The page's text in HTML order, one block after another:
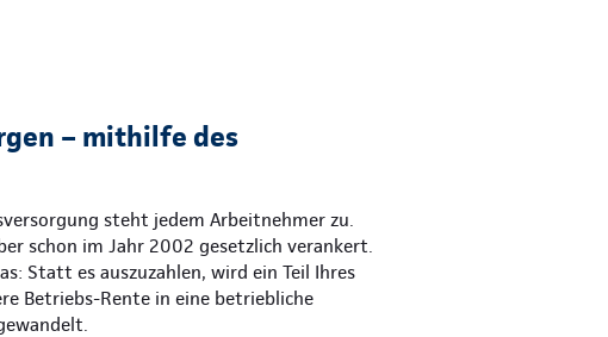
– mithilfe des
steht jedem Arbeitnehmer zu.
schon im Jahr 2002 gesetzlich verankert.
Statt es auszuzahlen, wird ein Teil Ihres
Betriebs-Rente in eine betriebliche